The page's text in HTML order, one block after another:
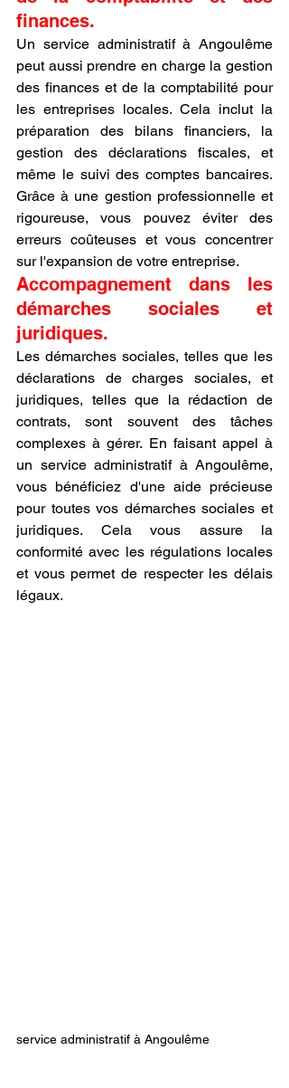
finances.
Un service administratif à Angoulême
peut aussi prendre en charge la gestion
des finances et de la comptabilité pour
les entreprises locales. Cela inclut la
préparation des bilans financiers, la
gestion des déclarations fiscales, et
même le suivi des comptes bancaires.
Grâce à une gestion professionnelle et
rigoureuse, vous pouvez éviter des
erreurs coûteuses et vous concentrer
sur l'expansion de votre entreprise.
Accompagnement dans les
démarches sociales et
juridiques.
Les démarches sociales, telles que les
déclarations de charges sociales, et
juridiques, telles que la rédaction de
contrats, sont souvent des tâches
complexes à gérer. En faisant appel à
un service administratif à Angoulême,
vous bénéficiez d'une aide précieuse
pour toutes vos démarches sociales et
juridiques. Cela vous assure la
conformité avec les régulations locales
et vous permet de respecter les délais
légaux.
service administratif à Angoulême